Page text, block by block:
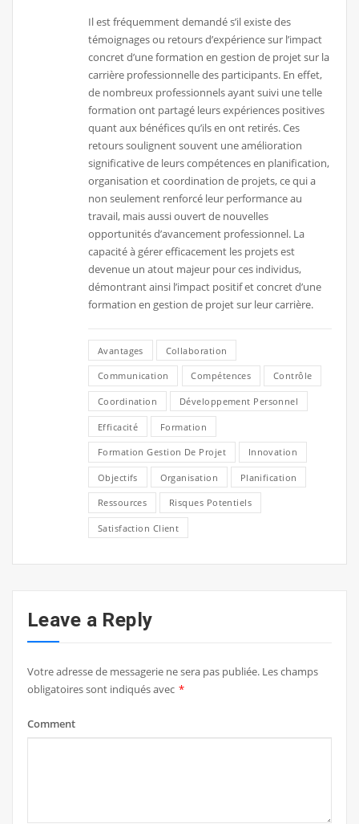
Il est fréquemment demandé s’il existe des
témoignages ou retours d’expérience sur l’impact
concret d’une formation en gestion de projet sur la
carrière professionnelle des participants. En effet,
de nombreux professionnels ayant suivi une telle
formation ont partagé leurs expériences positives
quant aux bénéfices qu’ils en ont retirés. Ces
retours soulignent souvent une amélioration
significative de leurs compétences en planification,
organisation et coordination de projets, ce qui a
non seulement renforcé leur performance au
travail, mais aussi ouvert de nouvelles
opportunités d’avancement professionnel. La
capacité à gérer efficacement les projets est
devenue un atout majeur pour ces individus,
démontrant ainsi l’impact positif et concret d’une
formation en gestion de projet sur leur carrière.
Avantages Collaboration
Communication Compétences Contrôle
Coordination Développement Personnel
Efficacité Formation
Formation Gestion De Projet Innovation
Objectifs Organisation Planification
Ressources Risques Potentiels
Satisfaction Client
Leave a Reply
Votre adresse de messagerie ne sera pas publiée. Les champs
obligatoires sont indiqués avec *
Comment